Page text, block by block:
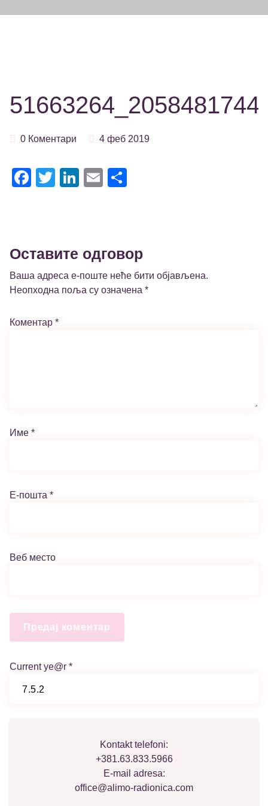
0 Коментари 4 феб 2019
Facebook
TwitterLinkedIn
Email
Оставите одговор
Ваша адреса е-поште неће бити објављена.
Неопходна поља су означена *
Коментар *
Име *
Е-пошта *
Веб место
Current ye@r *
Kontakt telefoni:
+381.63.833.5966
E-mail adresa:
office@alimo-radionica.com